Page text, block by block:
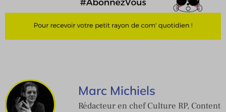
Marc Michiels
Rédacteur en chef Culture RP, Content